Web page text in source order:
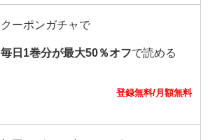
クーポンガチャで
毎日1巻分が最大50％オフで読める
登録無料/月額無料